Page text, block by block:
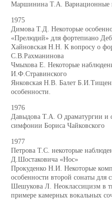
Маршинина Т.А. Вариационные
1975
Димова Т.Д. Некоторые
«Прелюдий» для фортепиано
Хайновская Н.Н. К вопросу о
С.В.Рахманинова
Чмыхова Е. Некоторые
И.Ф.Стравинского
Янковская Н.В. Балет
особенности.
1976
Давыдова Т.А. О драматургии и
симфонии Бориса Чайковского
1977
Петрова Т.С. некоторые
Д.Шостаковича «Нос»
Прокуденко Н.И. Некоторые
особенности второй сонаты
Шешукова Л. Неоклассицизм в
примере камерных вокальных